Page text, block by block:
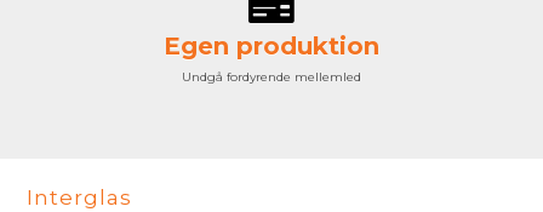
Egen produktion
Undgå fordyrende mellemled
Interglas